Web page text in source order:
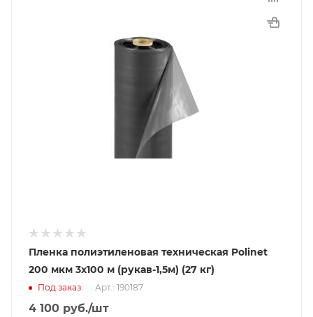
Пленка полиэтиленовая техническая Polinet
200 мкм 3x100 м (рукав-1,5м) (27 кг)
Под заказ Арт.: 190187
4 100 руб./шт